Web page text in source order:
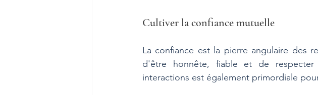
Cultiver la confiance mutuelle
La confiance est la pierre angulaire des
d'être honnête, fiable et de respecter
interactions est également primordiale